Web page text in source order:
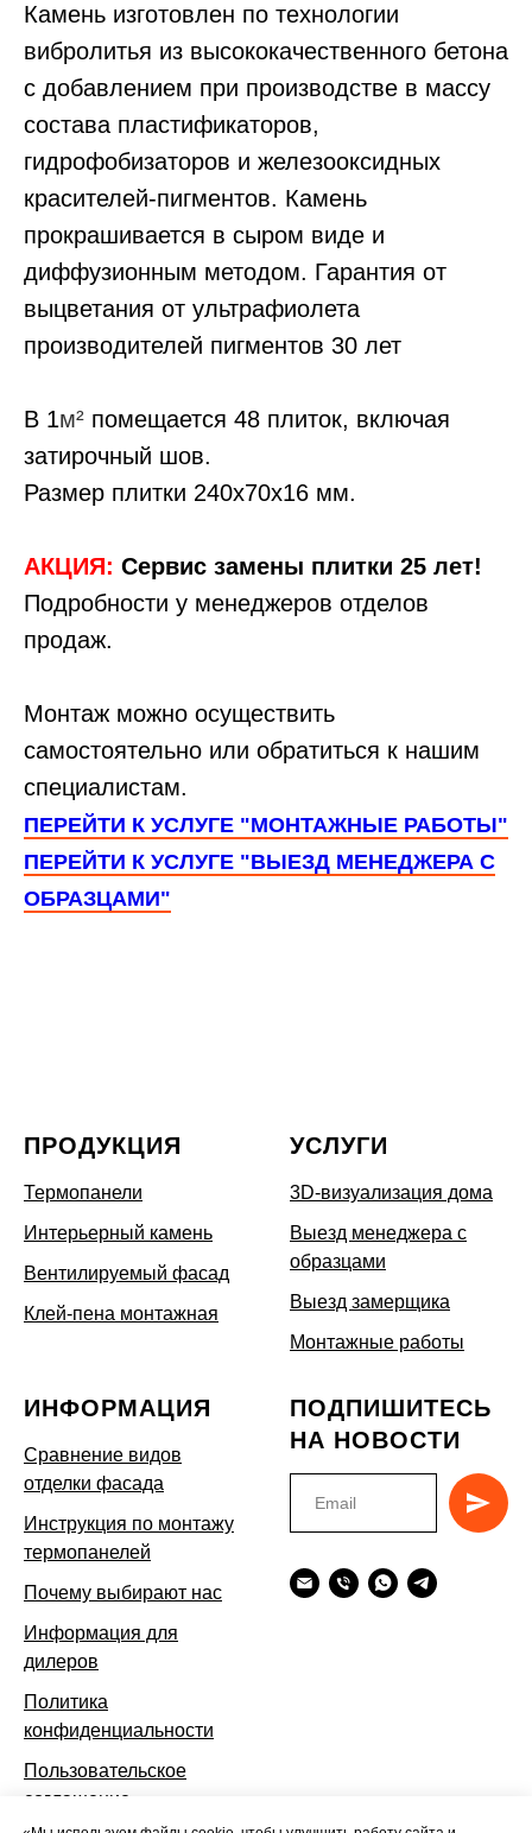
Камень изготовлен по технологии
вибролитья из высококачественного бетона
с добавлением при производстве в массу
состава пластификаторов,
гидрофобизаторов и железооксидных
красителей-пигментов. Камень
прокрашивается в сыром виде и
диффузионным методом. Гарантия от
выцветания от ультрафиолета
производителей пигментов 30 лет
В 1м² помещается 48 плиток, включая
затирочный шов.
Размер плитки 240х70х16 мм.
АКЦИЯ: Сервис замены плитки 25 лет!
Подробности у менеджеров отделов
продаж.
Монтаж можно осуществить
самостоятельно или обратиться к нашим
специалистам.
ПЕРЕЙТИ К УСЛУГЕ "МОНТАЖНЫЕ РАБОТЫ"
ПЕРЕЙТИ К УСЛУГЕ "ВЫЕЗД МЕНЕДЖЕРА С
ОБРАЗЦАМИ"
ПРОДУКЦИЯ
Термопанели
Интерьерный камень
Вентилируемый фасад
Клей-пена монтажная
УСЛУГИ
3D-визуализация дома
Выезд менеджера с
образцами
Выезд замерщика
Монтажные работы
ИНФОРМАЦИЯ
Сравнение видов
отделки фасада
Инструкция по монтажу
термопанелей
Почему выбирают нас
Информация для
дилеров
Политика
конфиденциальности
Пользовательское
соглашение
ПОДПИШИТЕСЬ
НА НОВОСТИ